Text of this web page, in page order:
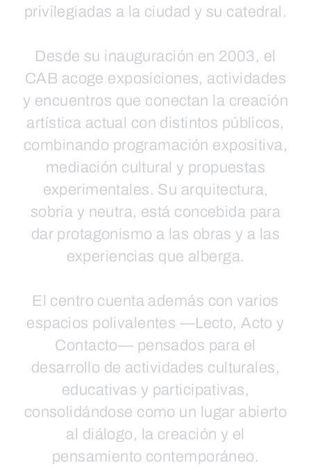
privilegiadas a la ciudad y su catedral.
Desde su inauguración en 2003, el
CAB acoge exposiciones, actividades
y encuentros que conectan la creación
artística actual con distintos públicos,
combinando programación expositiva,
mediación cultural y propuestas
experimentales. Su arquitectura,
sobria y neutra, está concebida para
dar protagonismo a las obras y a las
experiencias que alberga.
El centro cuenta además con varios
espacios polivalentes —Lecto, Acto y
Contacto— pensados para el
desarrollo de actividades culturales,
educativas y participativas,
consolidándose como un lugar abierto
al diálogo, la creación y el
pensamiento contemporáneo.